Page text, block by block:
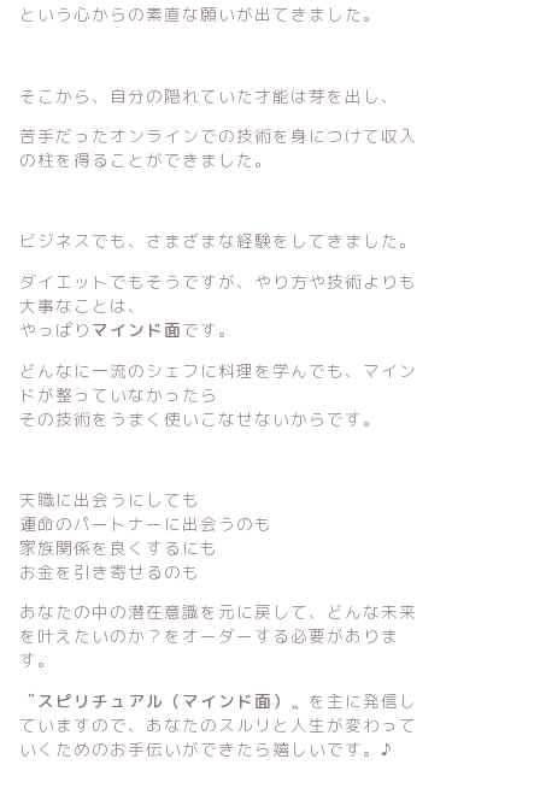
という心からの素直な願いが出てきました。
そこから、自分の隠れていた才能は芽を出し、
苦手だったオンラインでの技術を身につけて収入
の柱を得ることができました。
ビジネスでも、さまざまな経験をしてきました。
ダイエットでもそうですが、やり方や技術よりも
大事なことは、
やっぱり マインド面です。
どんなに一流のシェフに料理を学んでも、マイン
ドが整っていなかったら
その技術をうまく使いこなせないからです。
天職に出会うにしても
運命のパートナーに出会うのも
家族関係を良くするにも
お金を引き寄せるのも
あなたの中の潜在意識を元に戻して、どんな未来
を叶えたいのか？をオーダーする必要がありま
す。
〝スピリチュアル（マインド面）〟 を主に発信し
ていますので、あなたのスルリと人生が変わって
いくためのお手伝いができたら嬉しいです。♪